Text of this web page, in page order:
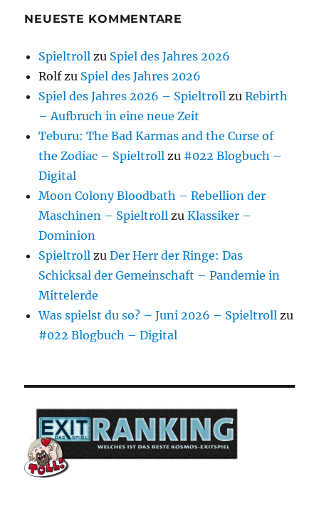
NEUESTE KOMMENTARE
Spieltroll zu Spiel des Jahres 2026
Rolfzu Spiel des Jahres 2026
Spiel des Jahres 2026 – Spieltroll zuRebirth
– Aufbruch in eine neue Zeit
Teburu: The Bad Karmas and the Curse of
the Zodiac – Spieltroll zu #022 Blogbuch –
Digital
Moon Colony Bloodbath – Rebellion der
Maschinen – Spieltroll zuKlassiker –
Dominion
Spieltroll zuDer Herr der Ringe: Das
Schicksal der Gemeinschaft – Pandemie in
Mittelerde
Was spielst du so? – Juni 2026 – Spieltroll zu
#022 Blogbuch – Digital